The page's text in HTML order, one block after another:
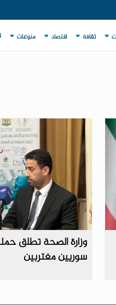
ثقافة اقتصاد منوعات
وزارة الصحة تطلق
سوريين مغتربين